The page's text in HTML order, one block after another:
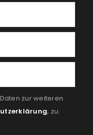
zur weiteren
, zu: